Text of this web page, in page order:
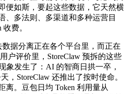
便如斯，要起这些数据，它天然横
、多法则、多渠道和多种运营目
费。
分离正在各个平台里，而正在
户评价里，StoreClaw 预拆的这些
象发生了：AI 的智商日拱一卒，
，StoreClaw 还推出了按时使命。
离。豆包日均 Token 利用量从